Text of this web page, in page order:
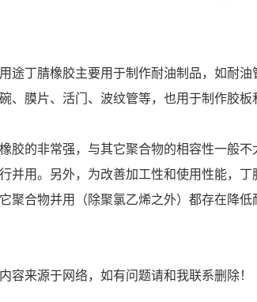
途丁腈橡胶主要用于制作耐油制品，如耐
、膜片、活门、波纹管等，也用于制作胶板
胶的非常强，与其它聚合物的相容性一般
并用。另外，为改善加工性和使用性能，
聚合物并用（除聚氯乙烯之外）都存在降低
容来源于网络，如有问题请和我联系删除！